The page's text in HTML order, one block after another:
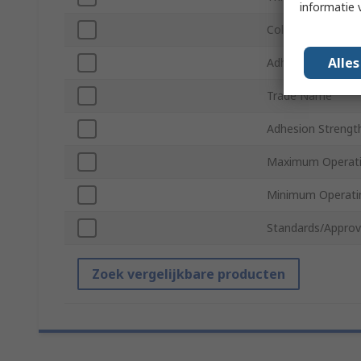
Colour
Adhesive Material
Trade Name
Adhesion
Maximum
Minimum
Standards/
Zoek vergelijkbare producten
informatie